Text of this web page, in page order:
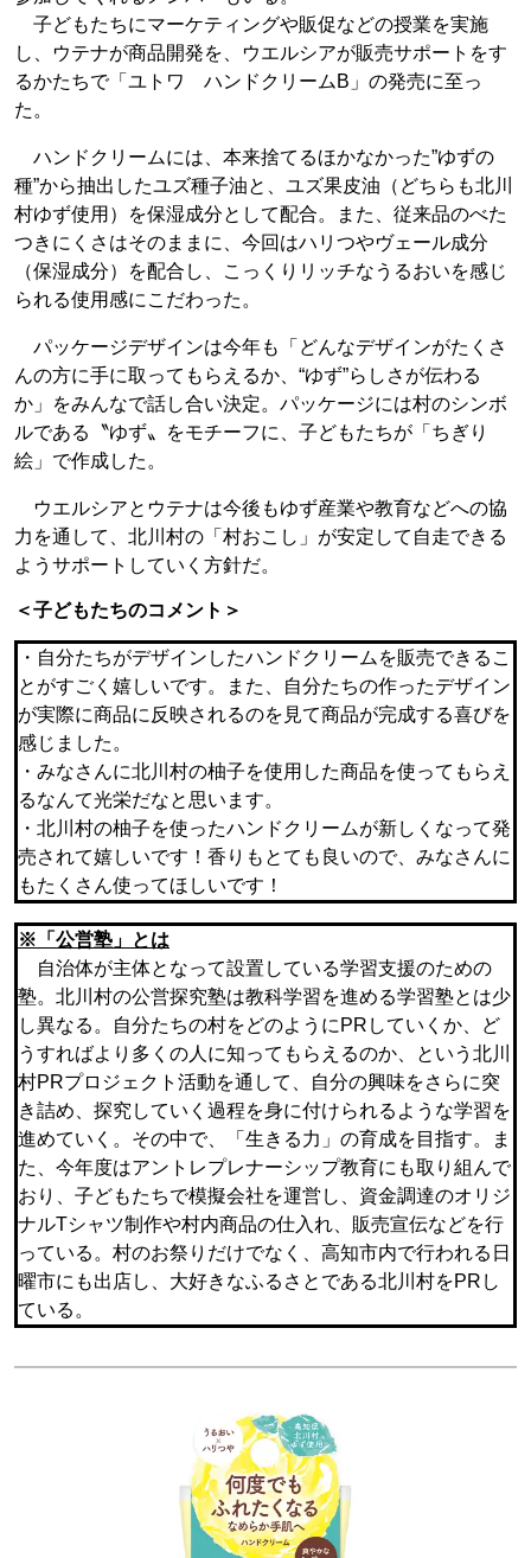
子どもたちにマーケティングや販促などの授業を実施
し、ウテナが商品開発を、ウエルシアが販売サポートをす
るかたちで「ユトワ ハンドクリームB」の発売に至っ
た。
ハンドクリームには、本来捨てるほかなかった”ゆずの
種”から抽出したユズ種子油と、ユズ果皮油（どちらも北川
村ゆず使用）を保湿成分として配合。また、従来品のべた
つきにくさはそのままに、今回はハリつやヴェール成分
（保湿成分）を配合し、こっくりリッチなうるおいを感じ
られる使用感にこだわった。
パッケージデザインは今年も「どんなデザインがたくさ
んの方に手に取ってもらえるか、“ゆず”らしさが伝わる
か」をみんなで話し合い決定。パッケージには村のシンボ
ルである〝ゆず〟をモチーフに、子どもたちが「ちぎり
絵」で作成した。
ウエルシアとウテナは今後もゆず産業や教育などへの協
力を通して、北川村の「村おこし」が安定して自走できる
ようサポートしていく方針だ。
＜子どもたちのコメント＞
・自分たちがデザインしたハンドクリームを販売できるこ
とがすごく嬉しいです。また、自分たちの作ったデザイン
が実際に商品に反映されるのを見て商品が完成する喜びを
感じました。
・みなさんに北川村の柚子を使用した商品を使ってもらえ
るなんて光栄だなと思います。
・北川村の柚子を使ったハンドクリームが新しくなって発
売されて嬉しいです！香りもとても良いので、みなさんに
もたくさん使ってほしいです！
※「公営塾」とは
自治体が主体となって設置している学習支援のための
塾。北川村の公営探究塾は教科学習を進める学習塾とは少
し異なる。自分たちの村をどのようにPRしていくか、ど
うすればより多くの人に知ってもらえるのか、という北川
村PRプロジェクト活動を通して、自分の興味をさらに突
き詰め、探究していく過程を身に付けられるような学習を
進めていく。その中で、「生きる力」の育成を目指す。ま
た、今年度はアントレプレナーシップ教育にも取り組んで
おり、子どもたちで模擬会社を運営し、資金調達のオリジ
ナルTシャツ制作や村内商品の仕入れ、販売宣伝などを行
っている。村のお祭りだけでなく、高知市内で行われる日
曜市にも出店し、大好きなふるさとである北川村をPRし
ている。